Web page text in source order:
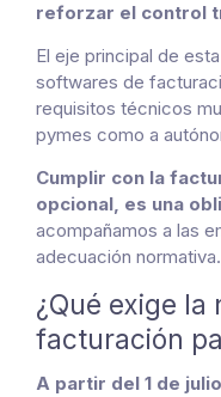
reforzar el control
El eje principal de
softwares de
requisitos técnicos
pymes como a
Cumplir con la
opcional, es una
acompañamos a las
adecuación normativa.
¿Qué exige la
facturación
A partir del 1 de